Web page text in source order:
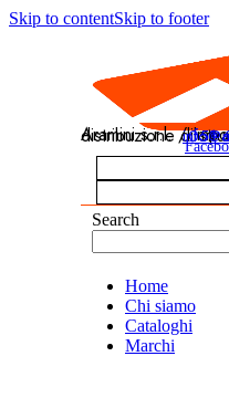
Skip to contentSkip to footer
Aramini s.r.l. / Importazione e051
Search
Home
Chi siamo
Cataloghi
Marchi